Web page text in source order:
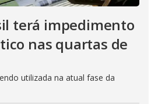
terá impedimento
nas quartas de
utilizada na atual fase da